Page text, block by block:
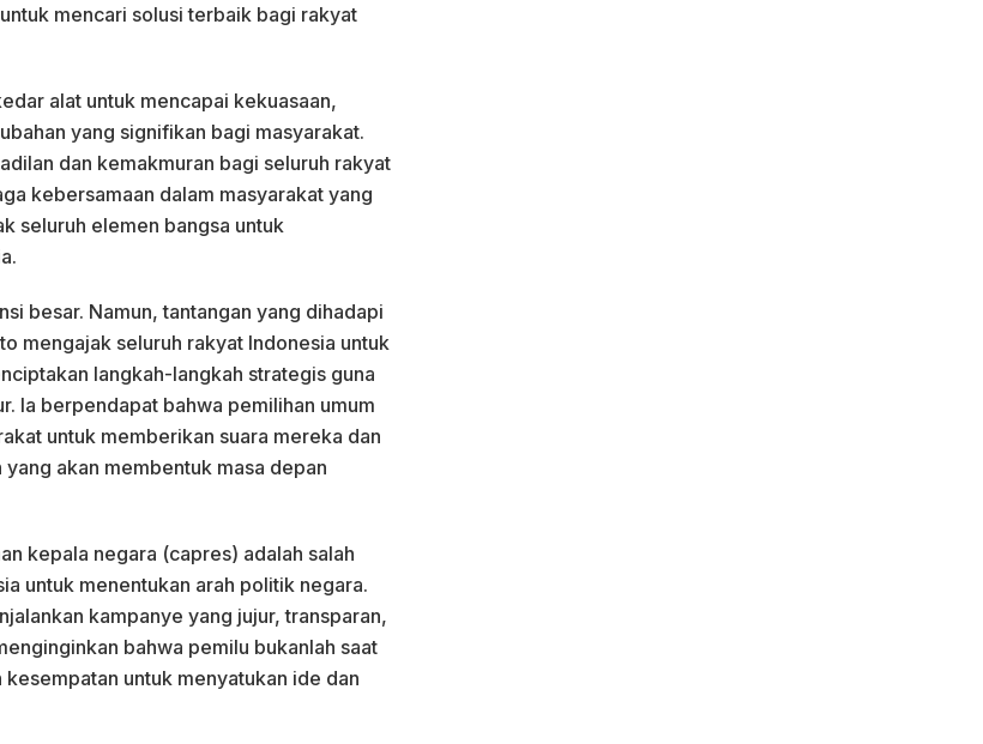
mencari solusi terbaik bagi rakyat
alat untuk mencapai kekuasaan,
yang signifikan bagi masyarakat.
dan kemakmuran bagi seluruh rakyat
kebersamaan dalam masyarakat yang
seluruh elemen bangsa untuk
besar. Namun, tantangan yang dihadapi
mengajak seluruh rakyat Indonesia untuk
langkah-langkah strategis guna
Ia berpendapat bahwa pemilihan umum
untuk memberikan suara mereka dan
akan membentuk masa depan
kepala negara (capres) adalah salah
untuk menentukan arah politik negara.
kampanye yang jujur, transparan,
bahwa pemilu bukanlah saat
untuk menyatukan ide dan